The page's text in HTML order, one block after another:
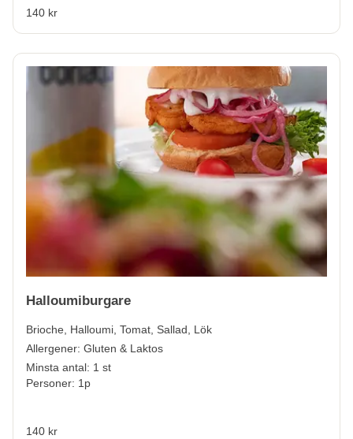
140 kr
Halloumiburgare
Brioche, Halloumi, Tomat, Sallad, Lök
Allergener: Gluten & Laktos
Minsta antal: 1 st
Personer: 1p
140 kr